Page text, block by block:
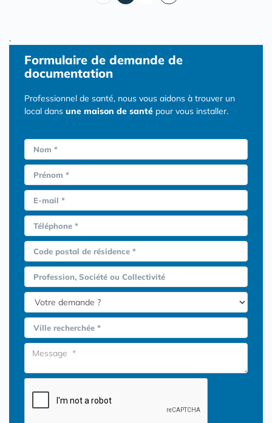
.
Formulaire de demande de
documentation
Professionnel de santé, nous vous aidons à trouver un
local dans une maison de santé pour vous installer.
Nom *
Prénom *
E-mail *
Téléphone *
Code postal de résidence *
Profession, Société ou Collectivité
Ville recherchée *